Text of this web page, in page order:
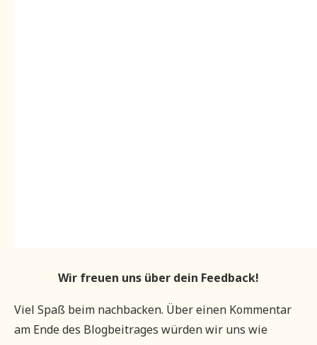
Wir freuen uns über dein Feedback!
Viel Spaß beim nachbacken. Über einen Kommentar
am Ende des Blogbeitrages würden wir uns wie